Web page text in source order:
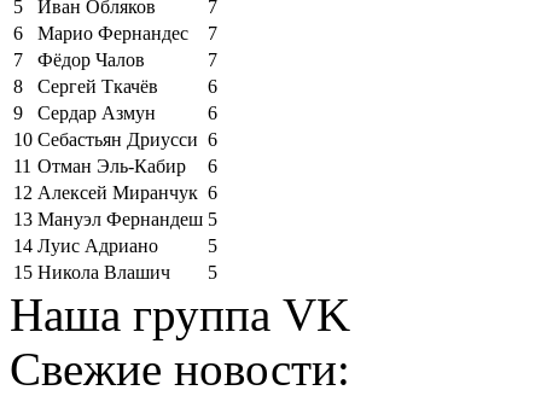
5
Иван Обляков
7
6
Марио Фернандес
7
7
Фёдор Чалов
7
8
Сергей Ткачёв
6
9
Сердар Азмун
6
10 Себастьян Дриусси 6
11 Отман Эль-Кабир
6
12 Алексей Миранчук 6
13 Мануэл Фернандеш 5
14 Луис Адриано
5
15 Никола Влашич 5
Наша группа VK
Свежие новости: